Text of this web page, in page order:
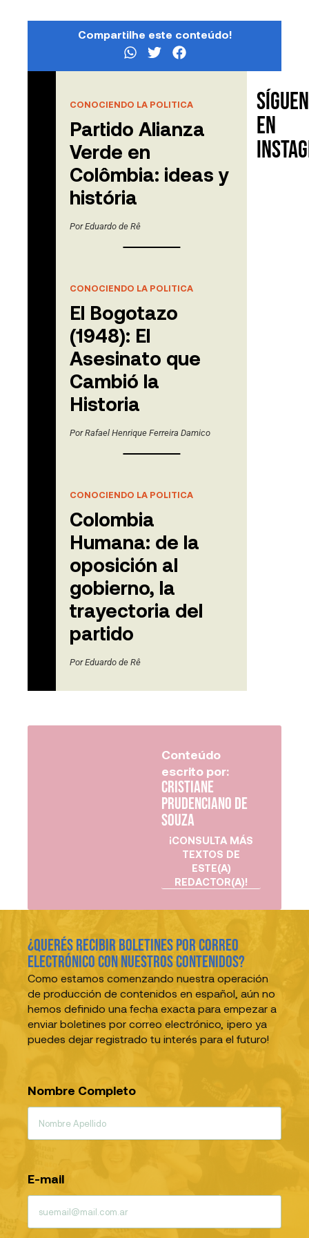
Compartilhe este conteúdo!
Contenido
relacionado
CONOCIENDO LA POLITICA
Partido Alianza
Verde en
Colômbia: ideas y
história
PorEduardo de Rê
CONOCIENDO LA POLITICA
El Bogotazo
(1948): El
Asesinato que
Cambió la
Historia
PorRafael Henrique Ferreira Damico
CONOCIENDO LA POLITICA
Colombia
Humana: de la
oposición al
gobierno, la
trayectoria del
partido
PorEduardo de Rê
en
Conteúdo
escrito por:
Cristiane
Prudenciano de
Souza
¡CONSULTA MÁS
TEXTOS DE
ESTE(A)
REDACTOR(A)!
¿Querés recibir boletines por correo
electrónico con nuestros contenidos?
Como estamos comenzando nuestra operación
de producción de contenidos en español, aún no
hemos definido una fecha exacta para empezar a
enviar boletines por correo electrónico, ¡pero ya
puedes dejar registrado tu interés para el futuro!
Nombre Completo
E-mail